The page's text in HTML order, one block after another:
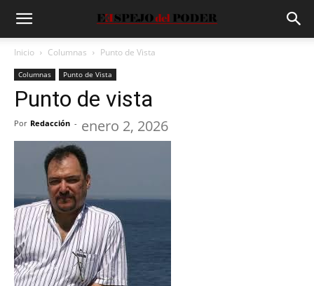
Inicio Columnas Punto de Vista
Columnas Punto de Vista
Punto de vista
Por Redacción - enero 2, 2026